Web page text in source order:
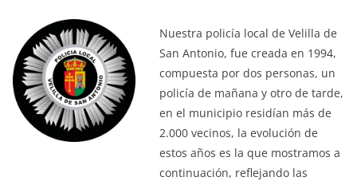
Nuestra policía local de Velilla de
San Antonio, fue creada en 1994,
compuesta por dos personas, un
policía de mañana y otro de tarde,
en el municipio residían más de
2.000 vecinos, la evolución de
estos años es la que mostramos a
continuación, reflejando las